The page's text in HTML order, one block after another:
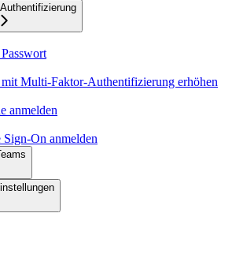
mit Multi-Faktor-Authentifizierung erhöhen
anmelden
On anmelden